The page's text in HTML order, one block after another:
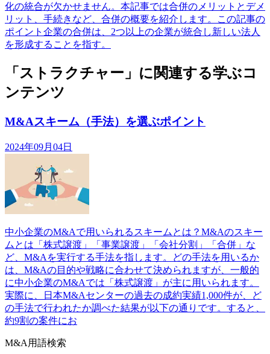
化の統合が欠かせません。本記事では合併のメリットとデメ
リット、手続きなど、合併の概要を紹介します。この記事の
ポイント企業の合併は、2つ以上の企業が統合し新しい法人
を形成することを指す。
「ストラクチャー」に関連する学ぶコ
ンテンツ
M&Aスキーム（手法）を選ぶポイント
2024年09月04日
中小企業のM&Aで用いられるスキームとは？M&Aのスキー
ムとは「株式譲渡」「事業譲渡」「会社分割」「合併」な
ど、M&Aを実行する手法を指します。どの手法を用いるか
は、M&Aの目的や戦略に合わせて決められますが、一般的
に中小企業のM&Aでは「株式譲渡」が主に用いられます。
実際に、日本M&Aセンターの過去の成約実績1,000件が、ど
の手法で行われたか調べた結果が以下の通りです。すると、
約9割の案件にお
M&A用語検索